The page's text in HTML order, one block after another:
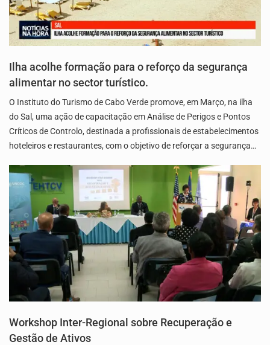
Ilha acolhe formação para o reforço da segurança
alimentar no sector turístico.
O Instituto do Turismo de Cabo Verde promove, em Março, na ilha
do Sal, uma ação de capacitação em Análise de Perigos e Pontos
Críticos de Controlo, destinada a profissionais de estabelecimentos
hoteleiros e restaurantes, com o objetivo de reforçar a segurança…
Workshop Inter-Regional sobre Recuperação e
Gestão de Ativos